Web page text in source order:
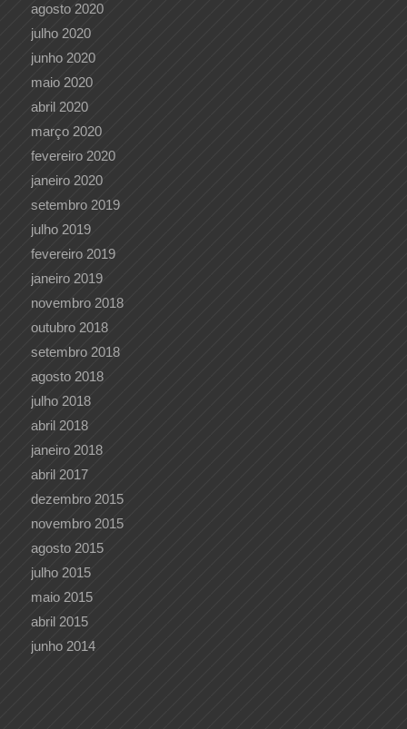
agosto 2020
julho 2020
junho 2020
maio 2020
abril 2020
março 2020
fevereiro 2020
janeiro 2020
setembro 2019
julho 2019
fevereiro 2019
janeiro 2019
novembro 2018
outubro 2018
setembro 2018
agosto 2018
julho 2018
abril 2018
janeiro 2018
abril 2017
dezembro 2015
novembro 2015
agosto 2015
julho 2015
maio 2015
abril 2015
junho 2014